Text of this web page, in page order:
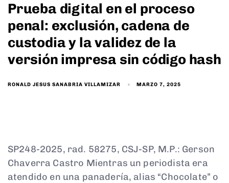
Prueba digital en el proceso
penal: exclusión, cadena de
custodia y la validez de la
versión impresa sin código hash
RONALD JESUS SANABRIA VILLAMIZAR MARZO 7, 2025
SP248-2025, rad. 58275, CSJ-SP, M.P.: Gerson
Chaverra Castro Mientras un periodista era
atendido en una panadería, alias “Chocolate” o